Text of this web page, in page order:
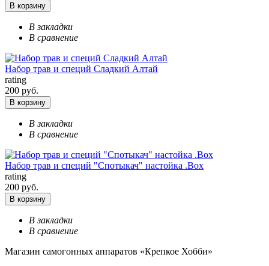
В корзину
В закладки
В сравнение
Набор трав и специй Сладкий Алтай
rating
200 руб.
В корзину
В закладки
В сравнение
Набор трав и специй "Спотыкач" настойка .Box
rating
200 руб.
В корзину
В закладки
В сравнение
Магазин самогонных аппаратов «Крепкое Хобби»